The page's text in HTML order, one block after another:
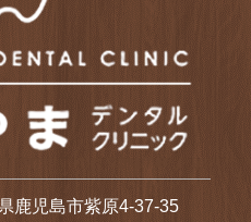
鹿児島市紫原4-37-35